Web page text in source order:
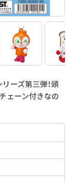
ーズ第三弾！頭
ェーン付きなの